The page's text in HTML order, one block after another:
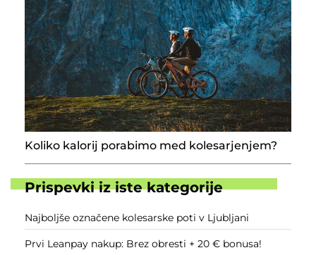
Koliko kalorij porabimo med kolesarjenjem?
Prispevki iz iste kategorije
Najboljše označene kolesarske poti v Ljubljani
Prvi Leanpay nakup: Brez obresti + 20 € bonusa!